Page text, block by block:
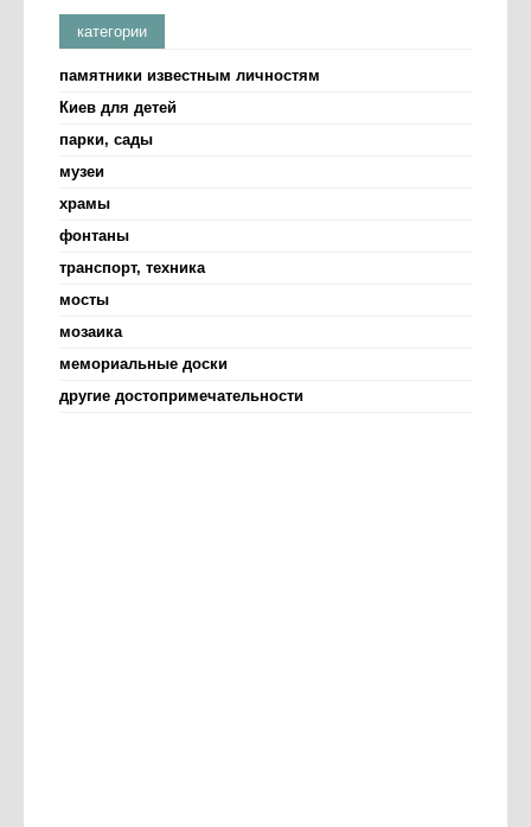
категории
памятники известным личностям
Киев для детей
парки, сады
музеи
храмы
фонтаны
транспорт, техника
мосты
мозаика
мемориальные доски
другие достопримечательности